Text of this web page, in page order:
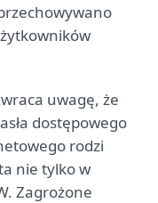
uwagę, że
dostępowego
rodzi
nie tylko w
Zagrożone